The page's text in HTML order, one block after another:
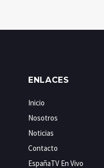
ENLACES
Inicio
Nosotros
Noticias
Contacto
EspañaTV En Vivo